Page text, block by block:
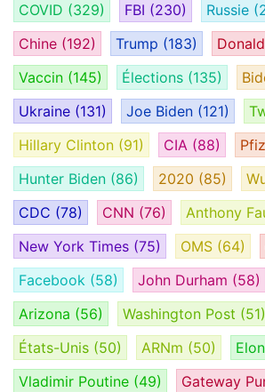
COVID (329) FBI (230) Russie
Chine (192) Trump (183)
Vaccin (145) Élections (135)
Ukraine (131) Joe Biden (121)
Hillary Clinton (91) CIA (88)
Hunter Biden (86) 2020 (85)
CDC (78) CNN (76) Anthony
New York Times (75) OMS (64)
Facebook (58) John Durham (58)
Arizona (56) Washington Post (51)
États-Unis (50) ARNm (50)
Vladimir Poutine (49) Gateway